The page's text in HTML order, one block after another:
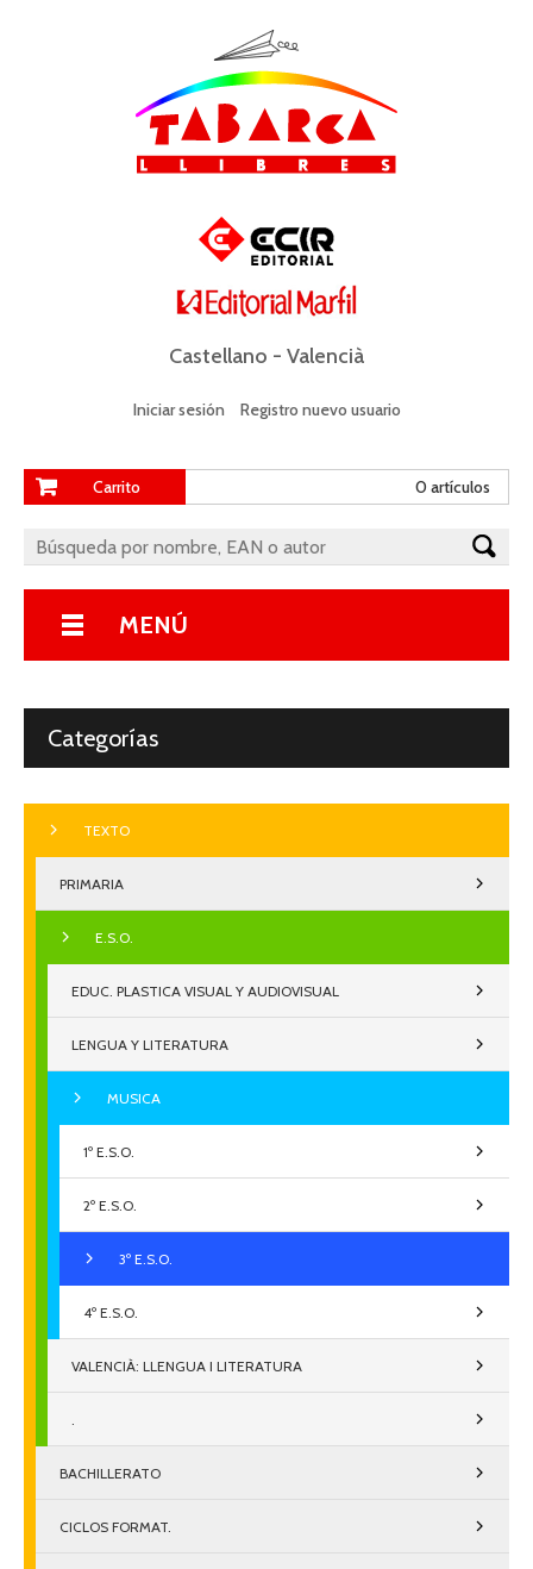
Castellano - Valencià
Iniciar sesión Registro nuevo usuario
Carrito 0 artículos
MENÚ
Categorías
TEXTO
PRIMARIA
E.S.O.
EDUC. PLASTICA VISUAL Y AUDIOVISUAL
LENGUA Y LITERATURA
MUSICA
1º E.S.O.
2º E.S.O.
3º E.S.O.
4º E.S.O.
VALENCIÀ: LLENGUA I LITERATURA
.
BACHILLERATO
CICLOS FORMAT.